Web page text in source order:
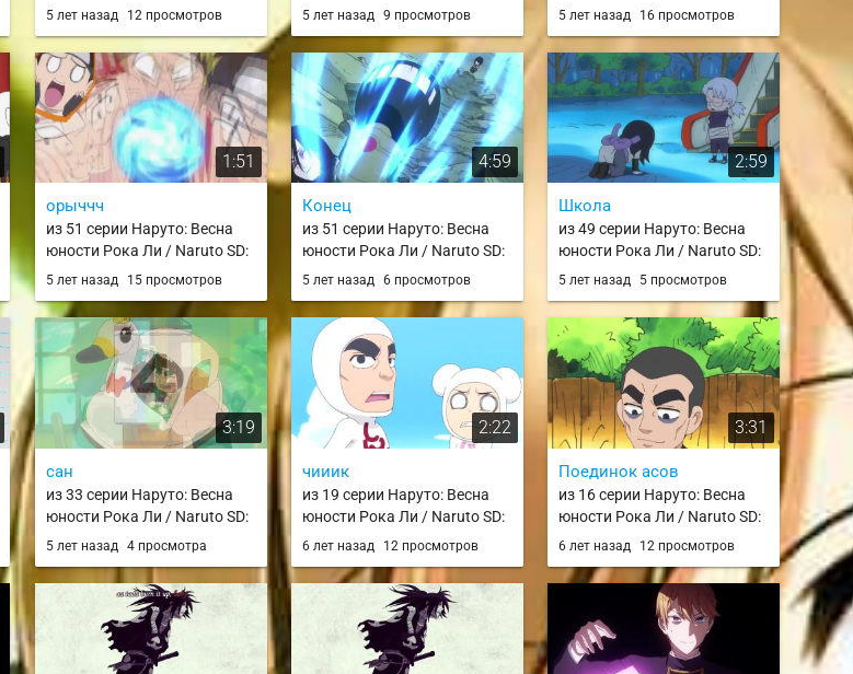
5 лет назад 12 просмотров 5 лет назад 9 просмотров 5 лет назад 16 просмотров
1:51
орыччч
из 51 серии Наруто: Весна
юности Рока Ли / Naruto SD:
Rock Lee no Seishun Full-
5 лет назад 15 просмотров
4:59
Конец
из 51 серии Наруто: Весна
юности Рока Ли / Naruto SD:
Rock Lee no Seishun Full-
5 лет назад 6 просмотров
2:59
Школа
из 49 серии Наруто: Весна
юности Рока Ли / Naruto SD:
Rock Lee no Seishun Full-
5 лет назад 5 просмотров
3:19
сан
из 33 серии Наруто: Весна
юности Рока Ли / Naruto SD:
Rock Lee no Seishun Full-
5 лет назад 4 просмотра
2:22
чииик
из 19 серии Наруто: Весна
юности Рока Ли / Naruto SD:
Rock Lee no Seishun Full-
6 лет назад 12 просмотров
3:31
Поединок асов
из 16 серии Наруто: Весна
юности Рока Ли / Naruto SD:
Rock Lee no Seishun Full-
6 лет назад 12 просмотров